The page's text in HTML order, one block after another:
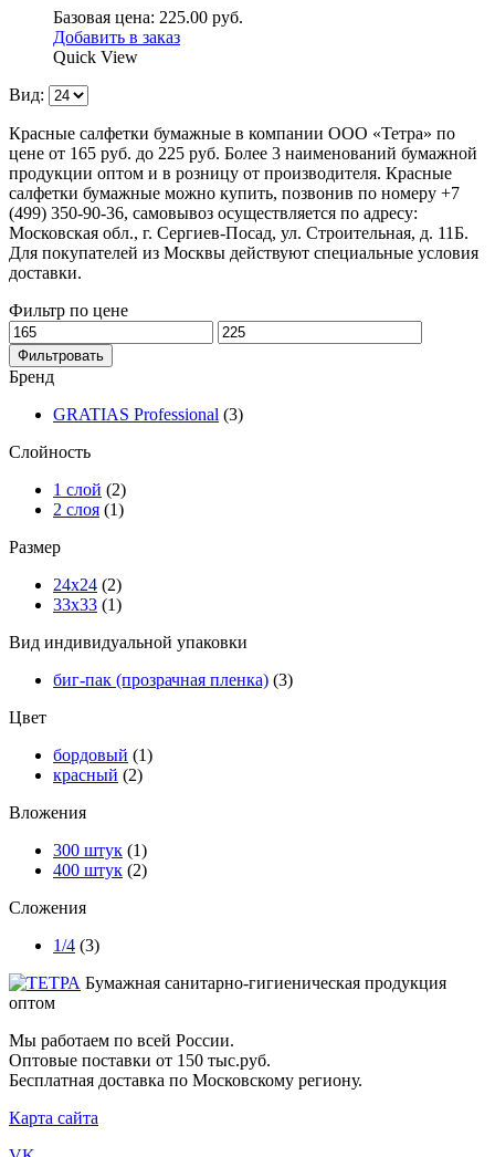
Базовая цена: 225.00 руб.
Добавить в заказ
Quick View
Вид:
Красные салфетки бумажные в компании ООО «Тетра» по
цене от 165 руб. до 225 руб. Более 3 наименований бумажной
продукции оптом и в розницу от производителя. Красные
салфетки бумажные можно купить, позвонив по номеру +7
(499) 350-90-36, самовывоз осуществляется по адресу:
Московская обл., г. Сергиев-Посад, ул. Строительная, д. 11Б.
Для покупателей из Москвы действуют специальные условия
доставки.
Фильтр по цене
Фильтровать
Бренд
GRATIAS Professional (3)
Слойность
1 слой (2)
2 слоя (1)
Размер
24х24 (2)
33х33 (1)
Вид индивидуальной упаковки
биг-пак (прозрачная пленка) (3)
Цвет
бордовый (1)
красный (2)
Вложения
300 штук (1)
400 штук (2)
Сложения
1/4 (3)
Бумажная санитарно-гигиеническая продукция
оптом
Мы работаем по всей России.
Оптовые поставки от 150 тыс.руб.
Бесплатная доставка по Московскому региону.
Карта сайта